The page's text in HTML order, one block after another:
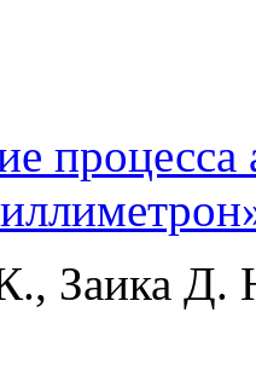
процесса
Заика